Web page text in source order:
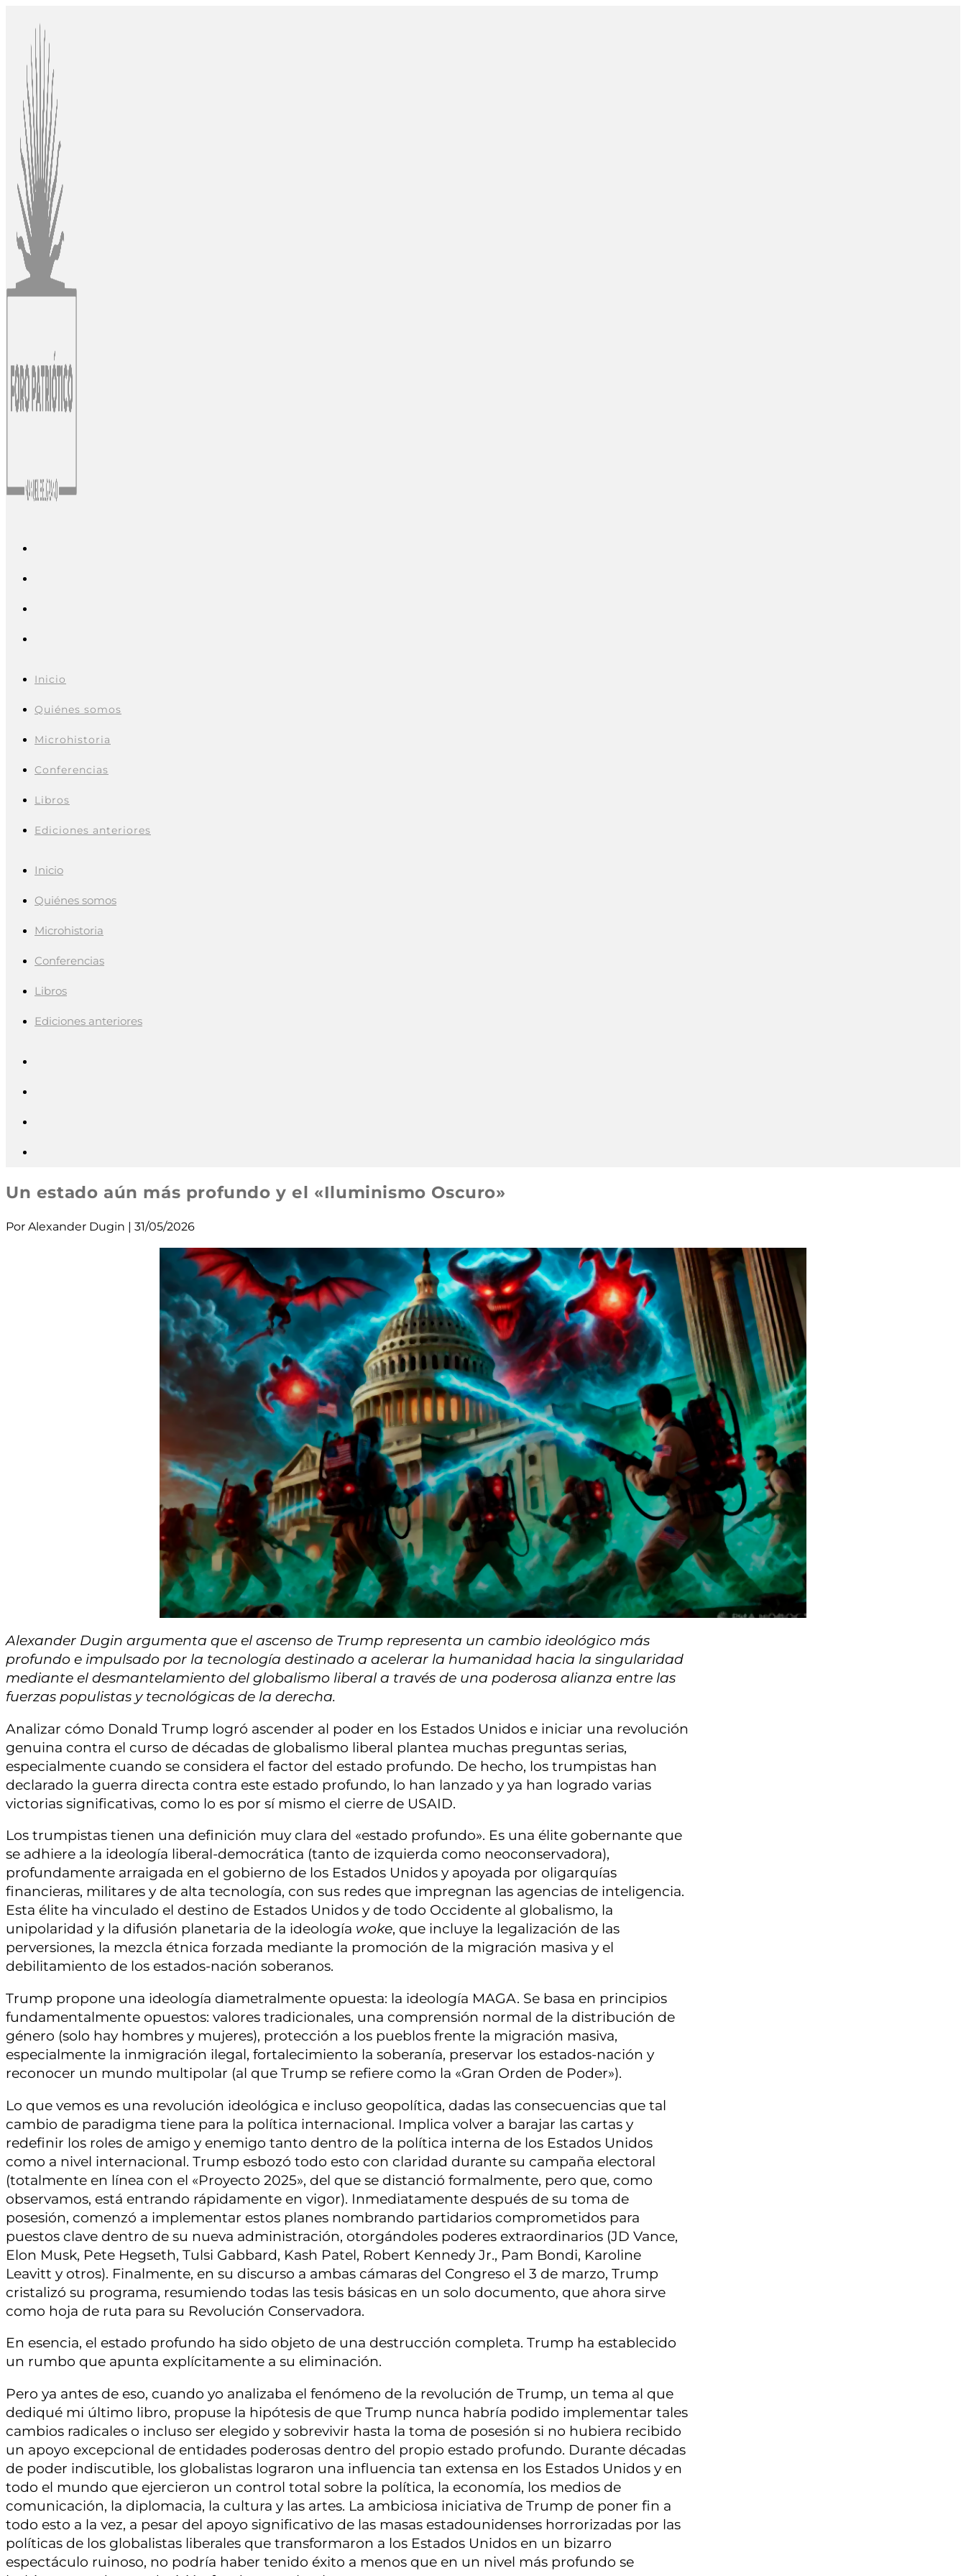
contenido
Inicio
Quiénes somos
Microhistoria
Conferencias
Libros
Ediciones anteriores
Inicio
Quiénes somos
Microhistoria
Conferencias
Libros
Ediciones anteriores
Un estado aún más profundo y el «Iluminismo Oscuro»
Por Alexander Dugin | 31/05/2026
Alexander Dugin argumenta que el ascenso de Trump representa un cambio ideológico más
profundo e impulsado por la tecnología destinado a acelerar la humanidad hacia la singularidad
mediante el desmantelamiento del globalismo liberal a través de una poderosa alianza entre las
fuerzas populistas y tecnológicas de la derecha.
Analizar cómo Donald Trump logró ascender al poder en los Estados Unidos e iniciar una revolución
genuina contra el curso de décadas de globalismo liberal plantea muchas preguntas serias,
especialmente cuando se considera el factor del estado profundo. De hecho, los trumpistas han
declarado la guerra directa contra este estado profundo, lo han lanzado y ya han logrado varias
victorias significativas, como lo es por sí mismo el cierre de USAID.
Los trumpistas tienen una definición muy clara del «estado profundo». Es una élite gobernante que
se adhiere a la ideología liberal-democrática (tanto de izquierda como neoconservadora),
profundamente arraigada en el gobierno de los Estados Unidos y apoyada por oligarquías
financieras, militares y de alta tecnología, con sus redes que impregnan las agencias de inteligencia.
Esta élite ha vinculado el destino de Estados Unidos y de todo Occidente al globalismo, la
unipolaridad y la difusión planetaria de la ideología woke, que incluye la legalización de las
perversiones, la mezcla étnica forzada mediante la promoción de la migración masiva y el
debilitamiento de los estados-nación soberanos.
Trump propone una ideología diametralmente opuesta: la ideología MAGA. Se basa en principios
fundamentalmente opuestos: valores tradicionales, una comprensión normal de la distribución de
género (solo hay hombres y mujeres), protección a los pueblos frente la migración masiva,
especialmente la inmigración ilegal, fortalecimiento la soberanía, preservar los estados-nación y
reconocer un mundo multipolar (al que Trump se refiere como la «Gran Orden de Poder»).
Lo que vemos es una revolución ideológica e incluso geopolítica, dadas las consecuencias que tal
cambio de paradigma tiene para la política internacional. Implica volver a barajar las cartas y
redefinir los roles de amigo y enemigo tanto dentro de la política interna de los Estados Unidos
como a nivel internacional. Trump esbozó todo esto con claridad durante su campaña electoral
(totalmente en línea con el «Proyecto 2025», del que se distanció formalmente, pero que, como
observamos, está entrando rápidamente en vigor). Inmediatamente después de su toma de
posesión, comenzó a implementar estos planes nombrando partidarios comprometidos para
puestos clave dentro de su nueva administración, otorgándoles poderes extraordinarios (JD Vance,
Elon Musk, Pete Hegseth, Tulsi Gabbard, Kash Patel, Robert Kennedy Jr., Pam Bondi, Karoline
Leavitt y otros). Finalmente, en su discurso a ambas cámaras del Congreso el 3 de marzo, Trump
cristalizó su programa, resumiendo todas las tesis básicas en un solo documento, que ahora sirve
como hoja de ruta para su Revolución Conservadora.
En esencia, el estado profundo ha sido objeto de una destrucción completa. Trump ha establecido
un rumbo que apunta explícitamente a su eliminación.
Pero ya antes de eso, cuando yo analizaba el fenómeno de la revolución de Trump, un tema al que
dediqué mi último libro, propuse la hipótesis de que Trump nunca habría podido implementar tales
cambios radicales o incluso ser elegido y sobrevivir hasta la toma de posesión si no hubiera recibido
un apoyo excepcional de entidades poderosas dentro del propio estado profundo. Durante décadas
de poder indiscutible, los globalistas lograron una influencia tan extensa en los Estados Unidos y en
todo el mundo que ejercieron un control total sobre la política, la economía, los medios de
comunicación, la diplomacia, la cultura y las artes. La ambiciosa iniciativa de Trump de poner fin a
todo esto a la vez, a pesar del apoyo significativo de las masas estadounidenses horrorizadas por las
políticas de los globalistas liberales que transformaron a los Estados Unidos en un bizarro
espectáculo ruinoso, no podría haber tenido éxito a menos que en un nivel más profundo se